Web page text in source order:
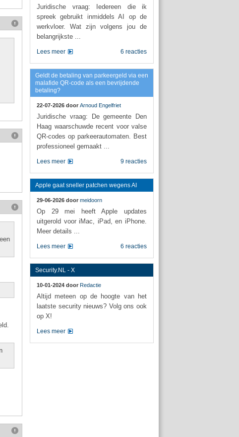
Juridische vraag: Iedereen die ik
spreek gebruikt inmiddels AI op de
werkvloer. Wat zijn volgens jou de
belangrijkste ...
6 reacties
Lees meer
Geldt de betaling van parkeergeld via een
malafide QR-code als een bevrijdende
betaling?
22-07-2026 door Arnoud Engelfriet
Juridische vraag: De gemeente Den
Haag waarschuwde recent voor valse
QR-codes op parkeerautomaten. Best
professioneel gemaakt ...
9 reacties
Lees meer
Apple gaat sneller patchen wegens AI
29-06-2026 door meidoorn
Op 29 mei heeft Apple updates
uitgerold voor iMac, iPad, en iPhone.
Meer details ...
6 reacties
Lees meer
Security.NL - X
10-01-2024 door Redactie
Altijd meteen op de hoogte van het
laatste security nieuws? Volg ons ook
op X!
Lees meer